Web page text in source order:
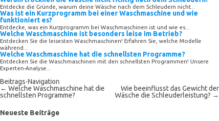
Entdecke die Gründe, warum deine Wäsche nach dem Schleudern nicht...
Was ist ein Kurzprogramm bei einer Waschmaschine und wie
funktioniert es?
Entdecke, was ein Kurzprogramm bei Waschmaschinen ist und wie es...
Welche Waschmaschine ist besonders leise im Betrieb?
Entdecken Sie die leisesten Waschmaschinen! Erfahren Sie, welche Modelle
während...
Welche Waschmaschine hat die schnellsten Programme?
Entdecken Sie die Waschmaschinen mit den schnellsten Programmen! Unsere
Experten-Analyse...
Beitrags-Navigation
← Welche Waschmaschine hat die
schnellsten Programme?
Wie beeinflusst das Gewicht der
Wäsche die Schleuderleistung? →
Neueste Beiträge